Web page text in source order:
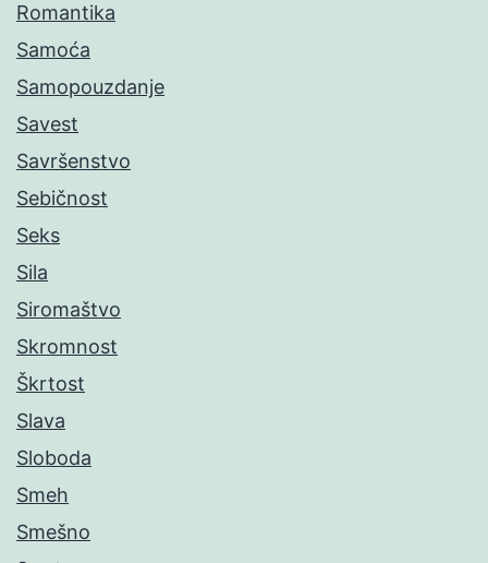
Romantika
Samoća
Samopouzdanje
Savest
Savršenstvo
Sebičnost
Seks
Sila
Siromaštvo
Skromnost
Škrtost
Slava
Sloboda
Smeh
Smešno